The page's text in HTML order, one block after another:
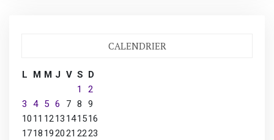
CALENDRIER
L M M J V S
D
1
2
3
4 5 6 7 8
9
10 11 1213 141516
1718 192021 2223